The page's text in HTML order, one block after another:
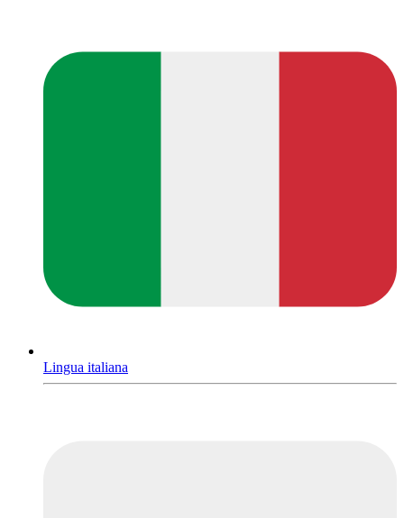
Lingua italiana